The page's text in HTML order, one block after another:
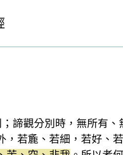
；諦觀分別時，無所有
若麁、若細，若好、